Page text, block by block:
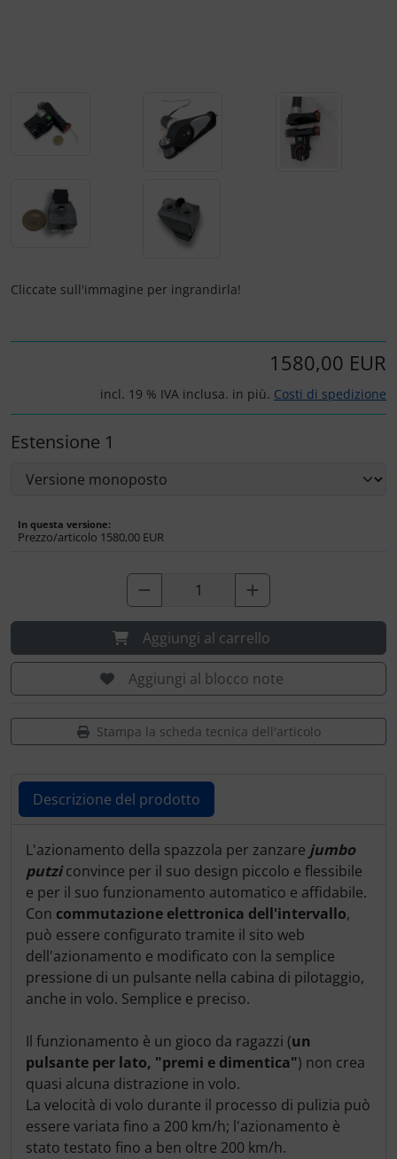
Cliccate sull'immagine per ingrandirla!
1580,00 EUR
incl. 19 % IVA inclusa. in più. Costi di spedizione
Estensione 1
In questa versione:
Prezzo/articolo 1580,00 EUR
Aggiungi al carrello
Aggiungi al blocco note
Stampa la scheda tecnica dell'articolo
Descrizione del prodotto
Descrizione del prodotto
L'azionamento della spazzola per zanzare jumbo
putziconvince per il suo design piccolo e flessibile
e per il suo funzionamento automatico e affidabile.
Con commutazione elettronica dell'intervallo,
può essere configurato tramite il sito web
dell'azionamento e modificato con la semplice
pressione di un pulsante nella cabina di pilotaggio,
anche in volo. Semplice e preciso.
Il funzionamento è un gioco da ragazzi (un
pulsante per lato, "premi e dimentica") non crea
quasi alcuna distrazione in volo.
La velocità di volo durante il processo di pulizia può
essere variata fino a 200 km/h; l'azionamento è
stato testato fino a ben oltre 200 km/h.
Teglia Aviator
Vessilli decorativi
Mappe di rilievo 3D